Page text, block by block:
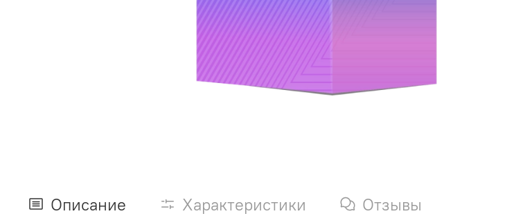
Описание Характеристики Отзывы